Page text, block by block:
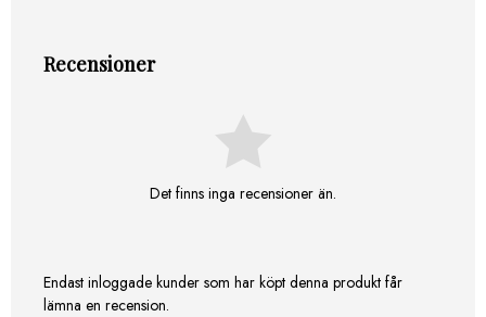
Recensioner
Det finns inga recensioner än.
Endast inloggade kunder som har köpt denna produkt får
lämna en recension.